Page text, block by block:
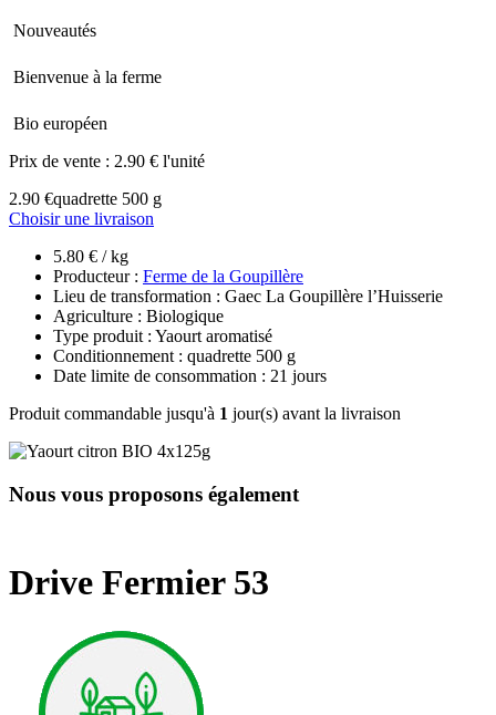
Nouveautés
Bienvenue à la ferme
Bio européen
Prix de vente : 2.90 € l'unité
2.90 €quadrette 500 g
Choisir une livraison
5.80 € / kg
Producteur : Ferme de la Goupillère
Lieu de transformation : Gaec La Goupillère l’Huisserie
Agriculture : Biologique
Type produit : Yaourt aromatisé
Conditionnement : quadrette 500 g
Date limite de consommation : 21 jours
Produit commandable jusqu'à 1 jour(s) avant la livraison
Nous vous proposons également
Drive Fermier 53